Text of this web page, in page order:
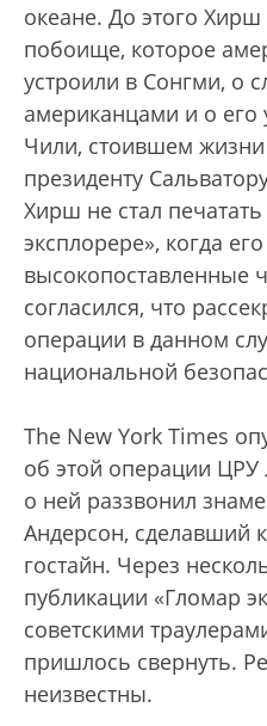
океане. До этого
побоище, которое
устроили в Сонгми, о
американцами и о его
Чили, стоившем
президенту
Хирш не стал
эксплорере», когда
высокопоставленные
согласился, что
операции в данном
национальной
The New York Times
об этой операции ЦРУ
о ней раззвонил
Андерсон, сделавший
гостайн. Через
публикации «Гломар
советскими
пришлось свернуть.
неизвестны.